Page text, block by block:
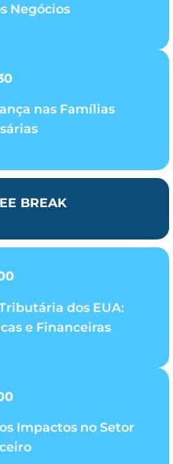
Negócios
nas Famílias
BREAK
dos EUA:
e Financeiras
Impactos no Setor